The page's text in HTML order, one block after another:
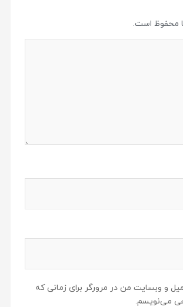
محفوظ است.
و وبسایت من در مرورگر برای زمانی که
می‌نویسم.